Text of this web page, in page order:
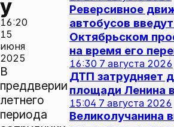
у
16:20
15
июня
2025
В
преддверии
летнего
периода
Реверсивное
автобусов
Октябрьском
на время его
16:30 7 августа 2026
ДТП затрудняет
площади Ленина
15:04 7 августа 2026
Великолучанина